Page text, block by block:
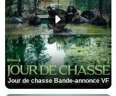
Jour de chasse Bande-annonce VF